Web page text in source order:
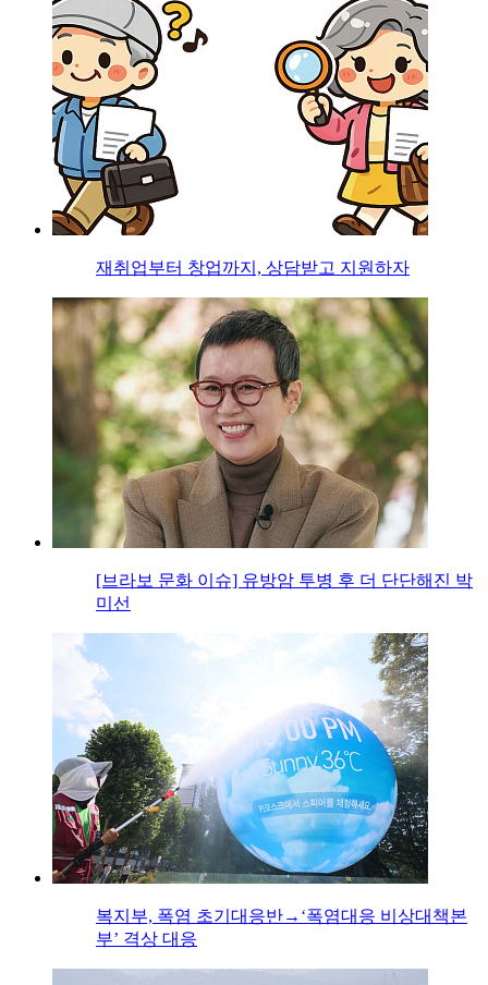
재취업부터 창업까지, 상담받고 지원하자
[브라보 문화 이슈] 유방암 투병 후 더 단단해진 박
미선
복지부, 폭염 초기대응반→‘폭염대응 비상대책본
부’ 격상 대응